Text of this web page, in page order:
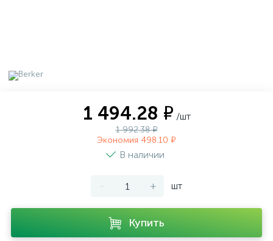
1 494.28 ₽ /шт
1 992.38 ₽
Экономия 498.10 ₽
В наличии
- + шт
Купить